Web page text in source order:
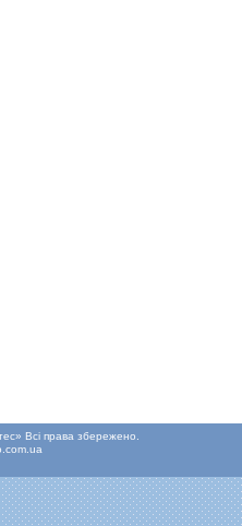
Всі права збережено.